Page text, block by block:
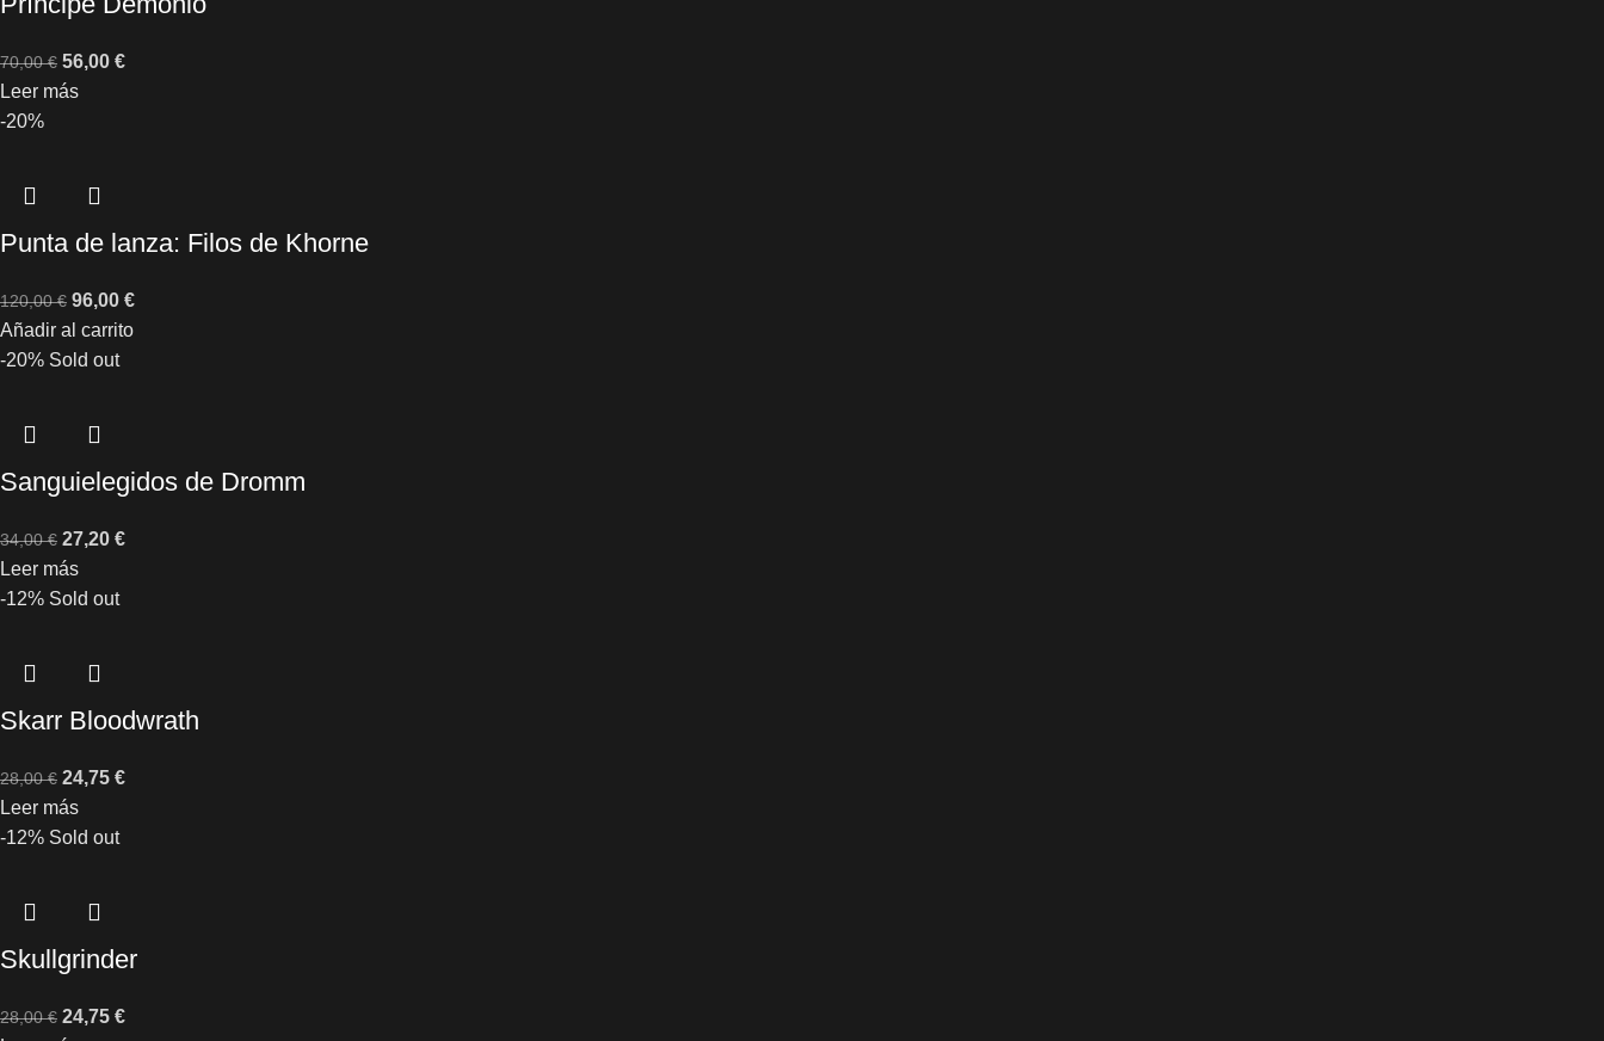
70,00€ 56,00 €
Leer más
-20%
Punta de lanza: Filos de Khorne
120,00€ 96,00 €
Añadir al carrito
-20% Sold out
Sanguielegidos de Dromm
34,00€ 27,20 €
Leer más
-12% Sold out
Skarr Bloodwrath
28,00€ 24,75 €
Leer más
-12% Sold out
Skullgrinder
28,00€ 24,75 €